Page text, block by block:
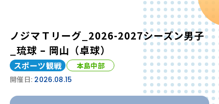
ノジマＴリーグ_2026-2027シーズン男子
_琉球 – 岡山（卓球）
スポーツ観戦
本島中部
開催日: 2026.08.15